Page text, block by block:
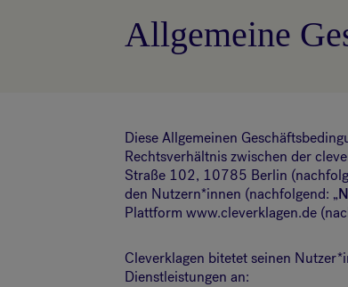
Allgemeine
Diese Allgemeinen
Rechtsverhältnis zwischen der
Straße 102, 10785 Berlin
den Nutzern*innen (nachfolgend: „
Plattform www.cleverklagen.de
Cleverklagen bitetet seinen
Dienstleistungen an: